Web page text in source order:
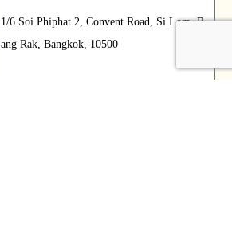
1/6 Soi Phiphat 2, Convent Road, Si Lom, B
ang Rak, Bangkok, 10500